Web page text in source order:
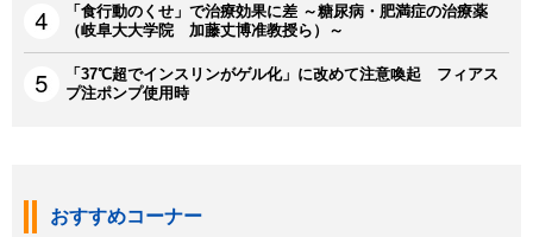
「食行動のくせ」で治療効果に差 ～糖尿病・肥満症の治療薬
（岐阜大大学院 加藤丈博准教授ら）～
「37℃超でインスリンがゲル化」に改めて注意喚起 フィアス
プ注ポンプ使用時
おすすめコーナー